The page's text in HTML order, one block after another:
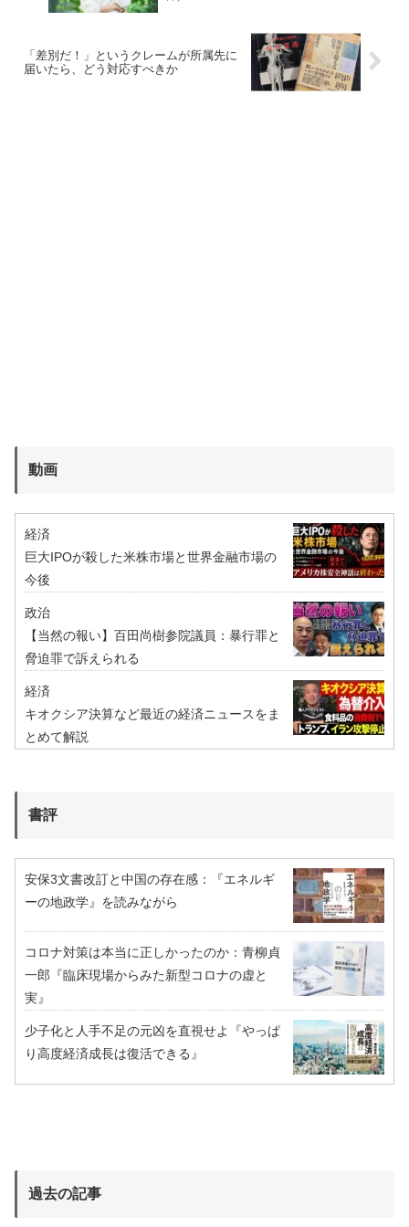
「差別だ！」というクレームが所属先に
届いたら、どう対応すべきか
動画
経済
巨大IPOが殺した米株市場と世界金融市場の
今後
政治
【当然の報い】百田尚樹参院議員：暴行罪と
脅迫罪で訴えられる
経済
キオクシア決算など最近の経済ニュースをま
とめて解説
書評
安保3文書改訂と中国の存在感：『エネルギ
ーの地政学』を読みながら
コロナ対策は本当に正しかったのか：青柳貞
一郎『臨床現場からみた新型コロナの虚と
実』
少子化と人手不足の元凶を直視せよ『やっぱ
り高度経済成長は復活できる』
過去の記事